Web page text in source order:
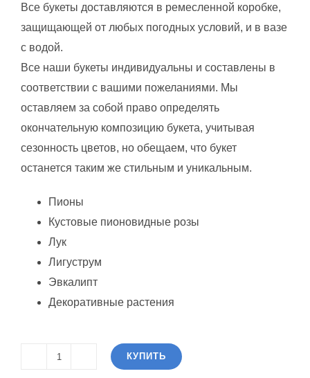
850.00$.
Все букеты доставляются в ремесленной коробке,
защищающей от любых погодных условий, и в вазе
с водой.
Все наши букеты индивидуальны и составлены в
соответствии с вашими пожеланиями. Мы
оставляем за собой право определять
окончательную композицию букета, учитывая
сезонность цветов, но обещаем, что букет
останется таким же стильным и уникальным.
Пионы
Кустовые пионовидные розы
Лук
Лигуструм
Эвкалипт
Декоративные растения
Количество
КУПИТЬ